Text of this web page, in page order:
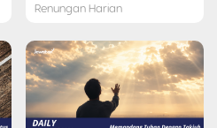
Renungan Harian